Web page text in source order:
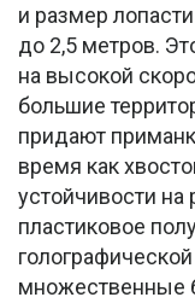
и размер
до 2,5 метров.
на высокой
большие
придают
время как
устойчивости
пластиковое
множественные